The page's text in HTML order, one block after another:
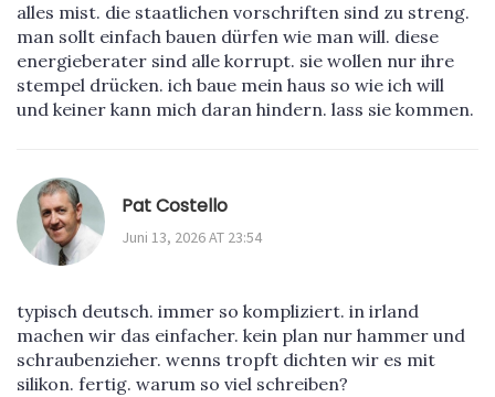
alles mist. die staatlichen vorschriften sind zu streng.
man sollt einfach bauen dürfen wie man will. diese
energieberater sind alle korrupt. sie wollen nur ihre
stempel drücken. ich baue mein haus so wie ich will
und keiner kann mich daran hindern. lass sie kommen.
Pat Costello
Juni 13, 2026 AT 23:54
typisch deutsch. immer so kompliziert. in irland
machen wir das einfacher. kein plan nur hammer und
schraubenzieher. wenns tropft dichten wir es mit
silikon. fertig. warum so viel schreiben?